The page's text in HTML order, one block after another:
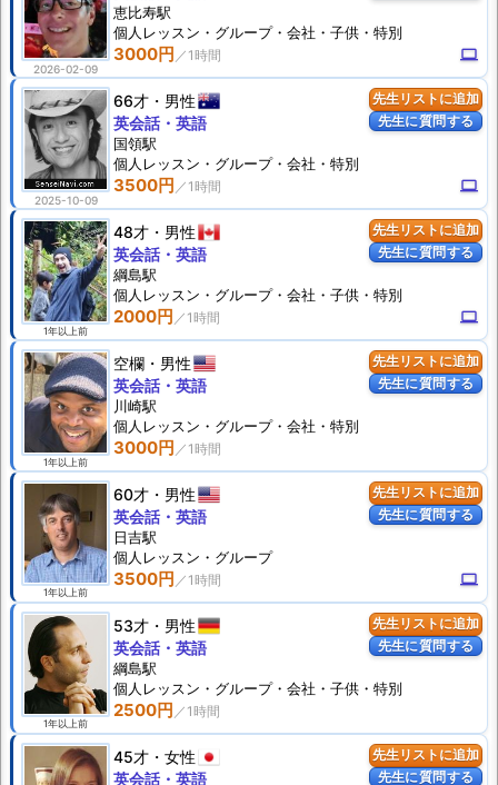
2026-02-09
3000円 computer
恵比寿駅
個人 レッスン ・グループ・会社・子供・特別
先生リストに追加
先生に質問する
2025-10-09
66才 男性
3500円 computer
英会話・英語
国領駅
個人 レッスン ・グループ・会社・特別
先生リストに追加
先生に質問する
1年以上前
48才 男性
2000円 computer
英会話・英語
綱島駅
個人 レッスン ・グループ・会社・子供・特別
先生リストに追加
先生に質問する
1年以上前
空欄 男性
3000円
英会話・英語
川崎駅
個人 レッスン ・グループ・会社・特別
先生リストに追加
先生に質問する
1年以上前
60才 男性
3500円 computer
英会話・英語
日吉駅
個人 レッスン ・グループ
先生リストに追加
先生に質問する
1年以上前
53才 男性
2500円
英会話・英語
綱島駅
個人 レッスン ・グループ・会社・子供・特別
先生リストに追加
先生に質問する
45才 女性
英会話・英語